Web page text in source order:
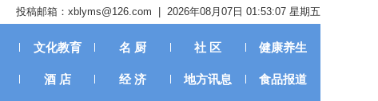
投稿邮箱：xblyms@126.com | 2026年08月07日 01:53:08 星期五
文化教育 名 厨 社 区 健康养生
酒 店 经 济 地方讯息 食品报道